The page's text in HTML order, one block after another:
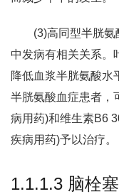
(3)高同型半胱
中发病有相关关系。
降低血浆半胱氨酸水
半胱氨酸血症患者，
病用药)和维生素B6
疾病用药)予以治疗。
1.1.1.3 脑栓